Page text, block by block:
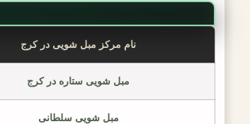
نام مرکز مبل شویی در کرج
مبل شویی ستاره در کرج
مبل شویی سلطانی